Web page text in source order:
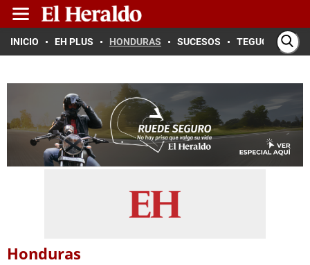
INICIO EH PLUS HONDURAS SUCESOS TEGUCIGALPA
Honduras